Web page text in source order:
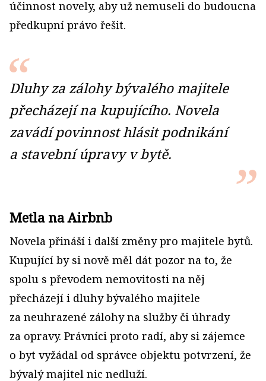
účinnost novely, aby už nemuseli do budoucna
předkupní právo řešit.
Dluhy za zálohy bývalého majitele
přecházejí na kupujícího. Novela
zavádí povinnost hlásit podnikání
a stavební úpravy v bytě.
Metla na Airbnb
Novela přináší i další změny pro majitele bytů.
Kupující by si nově měl dát pozor na to, že
spolu s převodem nemovitosti na něj
přecházejí i dluhy bývalého majitele
za neuhrazené zálohy na služby či úhrady
za opravy. Právníci proto radí, aby si zájemce
o byt vy­žádal od správce objektu potvrzení, že
bývalý majitel nic nedluží.